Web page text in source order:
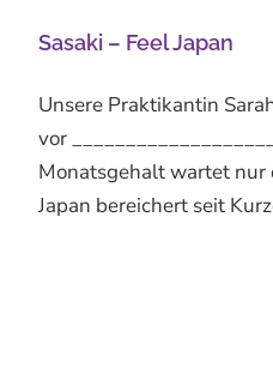
Sasaki – Feel Japan
Unsere Praktikantin
vor
Monatsgehalt wartet nur
Japan bereichert seit